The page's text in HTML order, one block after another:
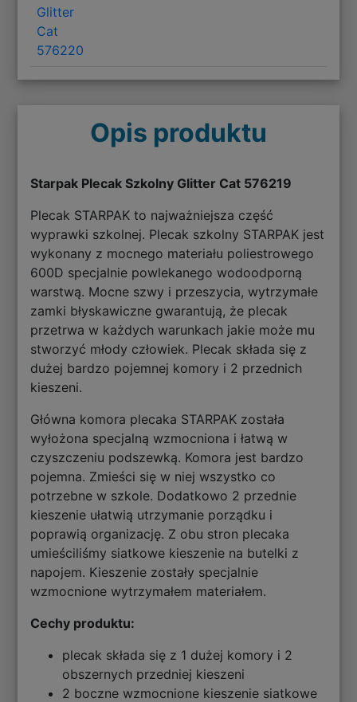
Glitter
Cat
576220
Opis produktu
Starpak Plecak Szkolny Glitter Cat 576219
Plecak STARPAK to najważniejsza część
wyprawki szkolnej. Plecak szkolny STARPAK jest
wykonany z mocnego materiału poliestrowego
600D specjalnie powlekanego wodoodporną
warstwą. Mocne szwy i przeszycia, wytrzymałe
zamki błyskawiczne gwarantują, że plecak
przetrwa w każdych warunkach jakie może mu
stworzyć młody człowiek. Plecak składa się z
dużej bardzo pojemnej komory i 2 przednich
kieszeni.
Główna komora plecaka STARPAK została
wyłożona specjalną wzmocniona i łatwą w
czyszczeniu podszewką. Komora jest bardzo
pojemna. Zmieści się w niej wszystko co
potrzebne w szkole. Dodatkowo 2 przednie
kieszenie ułatwią utrzymanie porządku i
poprawią organizację. Z obu stron plecaka
umieściliśmy siatkowe kieszenie na butelki z
napojem. Kieszenie zostały specjalnie
wzmocnione wytrzymałem materiałem.
Cechy produktu:
plecak składa się z 1 dużej komory i 2
obszernych przedniej kieszeni
2 boczne wzmocnione kieszenie siatkowe